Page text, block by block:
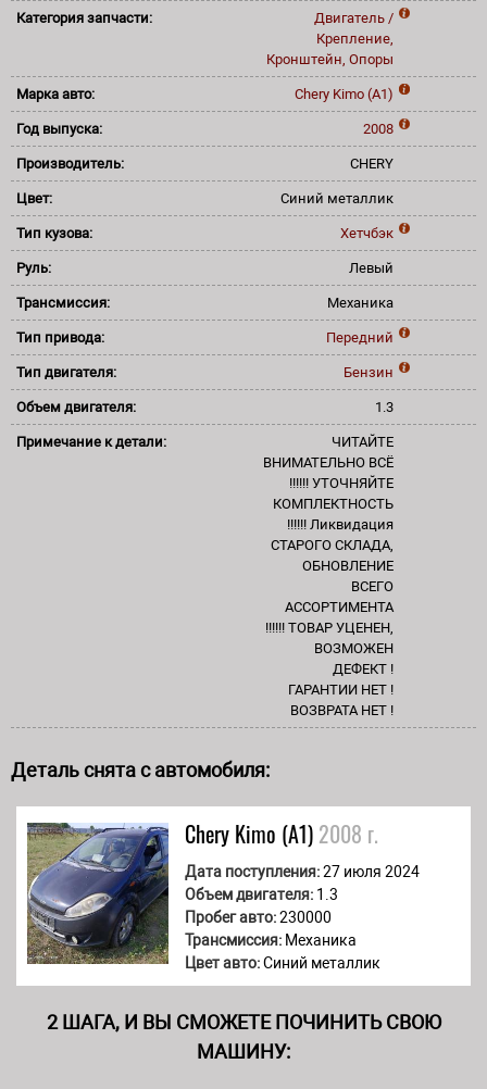
Категория запчасти:
Двигатель /
Крепление,
Кронштейн, Опоры
Марка авто: Chery Kimo (A1)
Год выпуска: 2008
Производитель: CHERY
Цвет: Синий металлик
Тип кузова: Хетчбэк
Руль: Левый
Трансмиссия: Механика
Тип привода: Передний
Тип двигателя: Бензин
Объем двигателя: 1.3
Примечание к детали:
ЧИТАЙТЕ
ВНИМАТЕЛЬНО ВСЁ
!!!!!! УТОЧНЯЙТЕ
КОМПЛЕКТНОСТЬ
!!!!!! Ликвидация
СТАРОГО СКЛАДА,
ОБНОВЛЕНИЕ
ВСЕГО
АССОРТИМЕНТА
!!!!!! ТОВАР УЦЕНЕН,
ВОЗМОЖЕН
ДЕФЕКТ !
ГАРАНТИИ НЕТ !
ВОЗВРАТА НЕТ !
Деталь снята с автомобиля:
Chery Kimo (A1) 2008 г.
Дата поступления:27 июля 2024
Объем двигателя: 1.3
Пробег авто:230000
Трансмиссия: Механика
Цвет авто:Синий металлик
2 ШАГА, И ВЫ СМОЖЕТЕ ПОЧИНИТЬ СВОЮ
МАШИНУ: